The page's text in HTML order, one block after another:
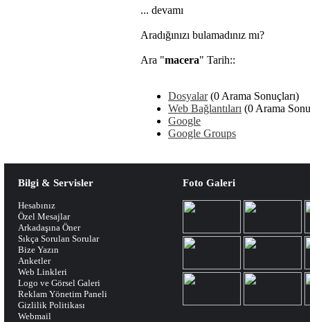
... devamı
Aradığınızı bulamadınız mı?
Ara "macera" Tarih::
Dosyalar(0 Arama Sonuçları)
Web Bağlantıları (0 Arama
Google
Google Groups
Bilgi & Servisler
Hesabınız
Özel Mesajlar
Arkadaşına Öner
Sıkça Sorulan Sorular
Bize Yazın
Anketler
Web Linkleri
Logo ve Görsel Galeri
Reklam Yönetim Paneli
Gizlilik Politikası
Webmail
Foto Galeri